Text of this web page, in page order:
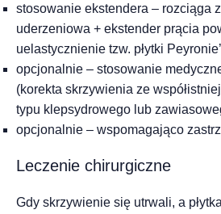
stosowanie ekstendera – rozciąga
uderzeniowa + ekstender prącia
uelastycznienie tzw. płytki
opcjonalnie – stosowanie
(korekta skrzywienia ze
typu klepsydrowego lub
opcjonalnie – wspomagająco
Leczenie chirurgiczne
Gdy skrzywienie się utrwali, a